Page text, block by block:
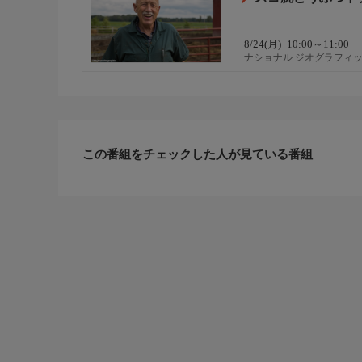
8/24(月) 10:00～11:00
ナショナル ジオグラフィ
この番組をチェックした人が見ている番組